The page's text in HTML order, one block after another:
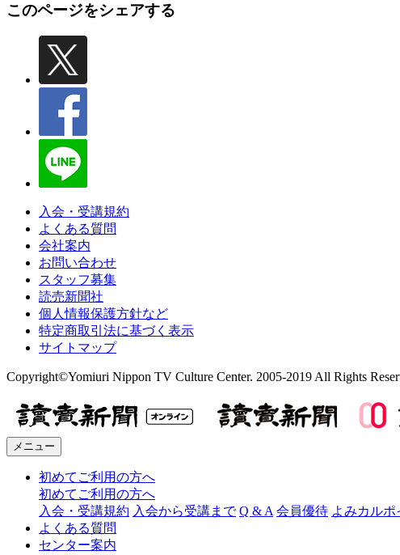
このページをシェアする
入会・受講規約
よくある質問
会社案内
お問い合わせ
スタッフ募集
読売新聞社
個人情報保護方針など
特定商取引法に基づく表示
サイトマップ
Copyright©Yomiuri Nippon TV Culture Center. 2005-2019 All Rights
メニュー
初めてご利用の方へ
初めてご利用の方へ
入会・受講規約 入会から受講まで Q & A 会員優待 よみカルポ
よくある質問
センター案内